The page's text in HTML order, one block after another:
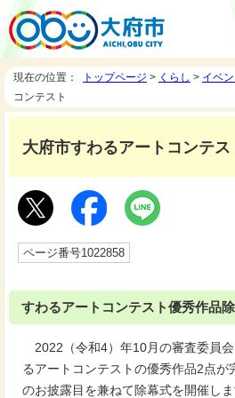
現在の位置： トップページ > くらし > イベ
コンテスト
大府市すわるアートコンテス
ページ番号1022858
すわるアートコンテスト優秀作品
2022（令和4）年10月の審査委員
るアートコンテストの優秀作品2点が
のお披露目を兼ねて除幕式を開催しま